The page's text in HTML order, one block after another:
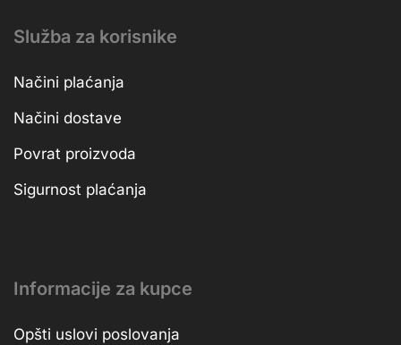
Služba za korisnike
Načini plaćanja
Načini dostave
Povrat proizvoda
Sigurnost plaćanja
Informacije za kupce
Opšti uslovi poslovanja